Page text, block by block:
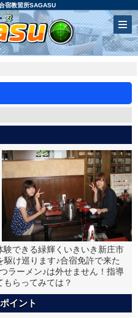
宿教習所SAGASU
できる緑輝くいきいき新庄市
け巡ります♪合宿免許で来た
ラーメン♪は外せません！指導
らってみては？
イント